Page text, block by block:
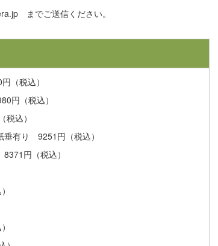
までご送信ください。
（税込）
円（税込）
込）
有り 9251円（税込）
円（税込）